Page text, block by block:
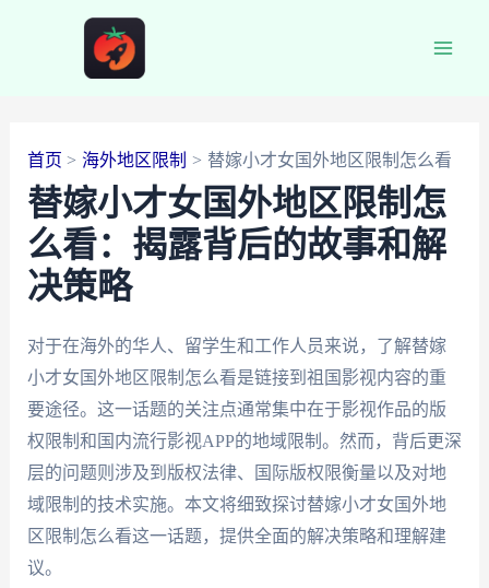
首页 海外地区限制 替嫁小才女国外地区限制怎么看
替嫁小才女国外地区限制怎
么看：揭露背后的故事和解
决策略
对于在海外的华人、留学生和工作人员来说，了解替嫁
小才女国外地区限制怎么看是链接到祖国影视内容的重
要途径。这一话题的关注点通常集中在于影视作品的版
权限制和国内流行影视APP的地域限制。然而，背后更深
层的问题则涉及到版权法律、国际版权限衡量以及对地
域限制的技术实施。本文将细致探讨替嫁小才女国外地
区限制怎么看这一话题，提供全面的解决策略和理解建
议。